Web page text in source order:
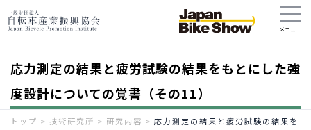
応力測定の結果と疲労試験の結果をもとにした強
度設計についての覚書（その11）
トップ > 技術研究所 > 研究内容 > 応力測定の結果と疲労試験の結果を